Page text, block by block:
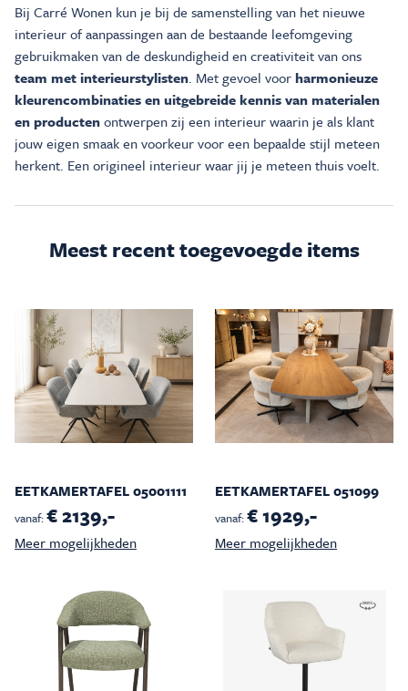
Bij Carré Wonen kun je bij de samenstelling van het nieuwe
interieur of aanpassingen aan de bestaande leefomgeving
gebruikmaken van de deskundigheid en creativiteit van ons
team met interieurstylisten. Met gevoel voorharmonieuze
kleurencombinaties en uitgebreide kennis van materialen
en productenontwerpen zij een interieur waarin je als klant
jouw eigen smaak en voorkeur voor een bepaalde stijl meteen
herkent. Een origineel interieur waar jij je meteen thuis voelt.
Meest recent toegevoegde items
EETKAMERTAFEL 05001111
vanaf:€ 2139,-
Meer mogelijkheden
EETKAMERTAFEL 051099
vanaf:€ 1929,-
Meer mogelijkheden